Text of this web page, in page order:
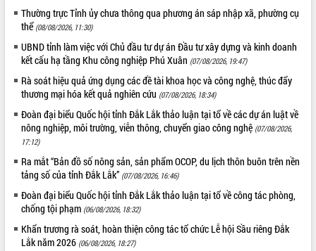
Trailer Lễ hội Sầu riêng Đắk Lắk năm
2026
Khám bệnh, cấp phát thuốc miễn phí
và tặng quà người dân xã Cư Pui
Hội nghị UBND tỉnh Đắk Lắk thường kỳ
tháng 7/2026
Lễ truy tặng danh hiệu “Bà Mẹ Việt
Nam Anh hùng” và trao Huân chương
Lao động
UBND tỉnh Đắk Lắk triển khai nhiệm
ALBUM ẢNH
Thường trực Tỉnh ủy chưa thông qua phương án sáp nhập xã, phường cụ
thể (08/08/2026, 11:30)
UBND tỉnh làm việc với Chủ đầu tư dự án Đầu tư xây dựng và kinh doanh
kết cấu hạ tầng Khu công nghiệp Phú Xuân (07/08/2026, 19:47)
Rà soát hiệu quả ứng dụng các đề tài khoa học và công nghệ, thúc đẩy
thương mại hóa kết quả nghiên cứu (07/08/2026, 18:34)
Đoàn đại biểu Quốc hội tỉnh Đắk Lắk thảo luận tại tổ về các dự án luật về
nông nghiệp, môi trường, viễn thông, chuyển giao công nghệ (07/08/2026,
17:12)
Ra mắt “Bản đồ số nông sản, sản phẩm OCOP, du lịch thôn buôn trên nền
tảng số của tỉnh Đắk Lắk” (07/08/2026, 16:46)
Đoàn đại biểu Quốc hội tỉnh Đắk Lắk thảo luận tại tổ về công tác phòng,
chống tội phạm (06/08/2026, 18:32)
Khẩn trương rà soát, hoàn thiện công tác tổ chức Lễ hội Sầu riêng Đắk
Lắk năm 2026 (06/08/2026, 18:27)